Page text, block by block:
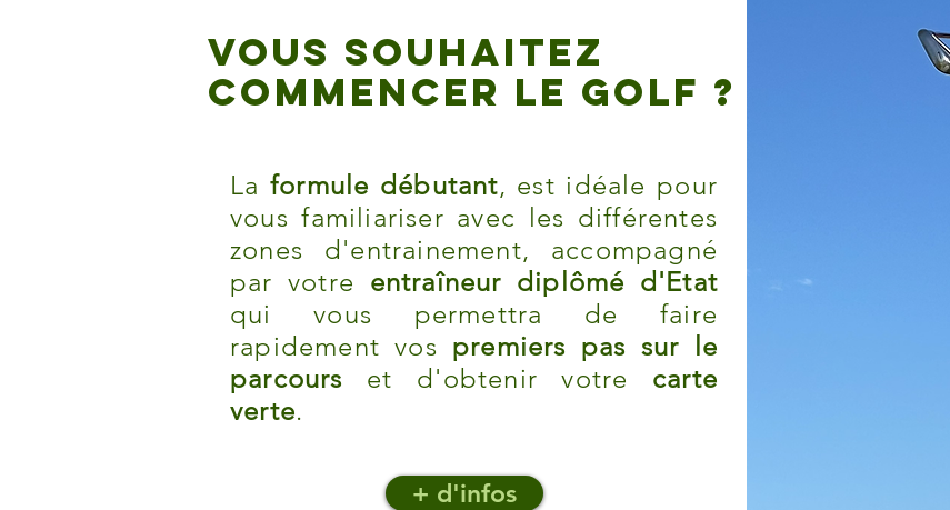
VOUS SOUHAITEZ
COMMENCER le golf ?
La formule débutant, est idéale pour
vous familiariser avec les différentes
zones d'entrainement, accompagné
par votre entraîneur diplômé d'Etat
qui vous permettra de faire
rapidement vos premiers pas sur le
parcours et d'obtenir votre carte
verte.
+ d'infos